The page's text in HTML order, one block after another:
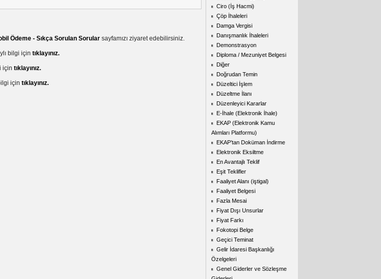
Ödeme - Sıkça Sorulan Sorular sayfamızı ziyaret edebilirsiniz.
bilgi için tıklayınız.
için tıklayınız.
için tıklayınız.
Ciro (İş Hacmi)
Çöp İhaleleri
Damga Vergisi
Danışmanlık İhaleleri
Demonstrasyon
Diploma / Mezuniyet Belgesi
Diğer
Doğrudan Temin
Düzeltici İşlem
Düzeltme İlanı
Düzenleyici Kararlar
E-İhale (Elektronik İhale)
EKAP (Elektronik Kamu
Alımları Platformu)
EKAP’tan Doküman İndirme
Elektronik Eksiltme
En Avantajlı Teklif
Eşit Teklifler
Faaliyet Alanı (iştigal)
Faaliyet Belgesi
Fazla Mesai
Fiyat Dışı Unsurlar
Fiyat Farkı
Fokotopi Belge
Geçici Teminat
Gelir İdaresi Başkanlığı
Özelgeleri
Genel Giderler ve Sözleşme